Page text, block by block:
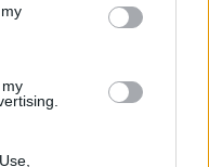
ADVENTURE